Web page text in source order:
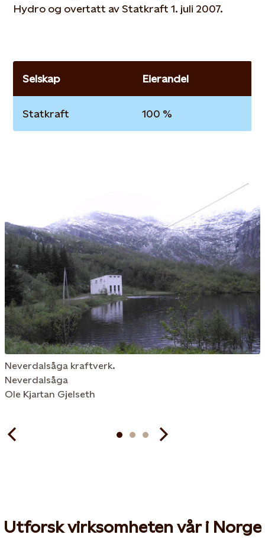
Hydro og overtatt av Statkraft 1. juli 2007.
Selskap Eierandel
Statkraft 100 %
Neverdalsåga kraftverk.
Neverdalsåga
Ole Kjartan Gjelseth
Utforsk virksomheten vår i Norge